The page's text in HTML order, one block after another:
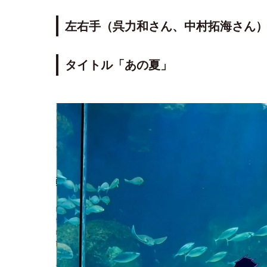
左右手（呉力和さん、中村拓海さん）
タイトル「あの夏」